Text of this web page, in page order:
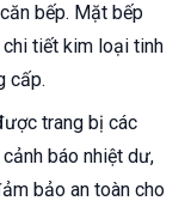
bếp. Mặt bếp
tiết kim loại tinh
cấp.
trang bị các
báo nhiệt dư,
bảo an toàn cho